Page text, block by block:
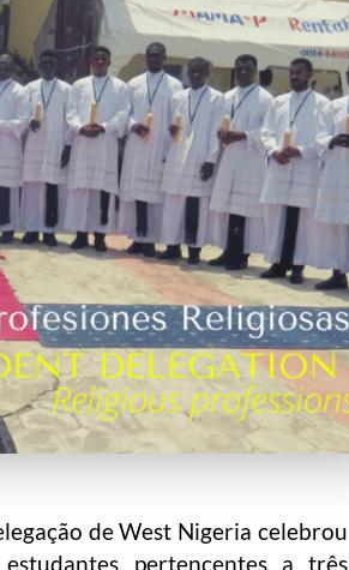
de West Nigeria celebrou
pertencentes a três